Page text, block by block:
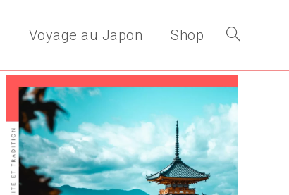
Voyage au Japon Shop Toggle
website
search